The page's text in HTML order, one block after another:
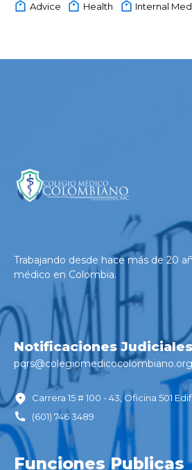
Advice Health Internal
Trabajando desde hace más de 20
médico en Colombia.
Notificaciones Judiciales
pqrs@colegiomedicocolombiano.org
Carrera 15 # 100 - 43, Oficina 501
(601) 746 3489
Funciones Publicas